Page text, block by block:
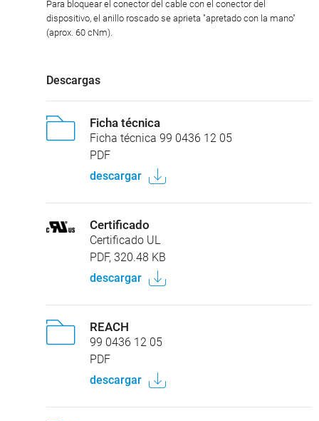
Para bloquear el conector del cable con el conector del
dispositivo, el anillo roscado se aprieta "apretado con la mano"
(aprox. 60 cNm).
Descargas
Ficha técnica
Ficha técnica 99 0436 12 05
PDF
descargar
Certificado
Certificado UL
PDF, 320.48 KB
descargar
REACH
99 0436 12 05
PDF
descargar